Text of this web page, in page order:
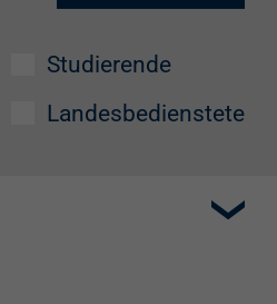
Studierende
Landesbedienstete